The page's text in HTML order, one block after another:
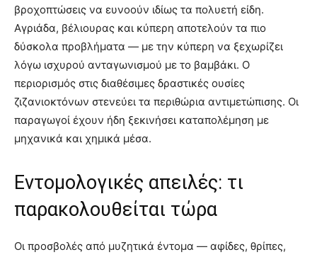
βροχοπτώσεις να ευνοούν ιδίως τα πολυετή είδη.
Αγριάδα, βέλιουρας και κύπερη αποτελούν τα πιο
δύσκολα προβλήματα — με την κύπερη να ξεχωρίζει
λόγω ισχυρού ανταγωνισμού με το βαμβάκι. Ο
περιορισμός στις διαθέσιμες δραστικές ουσίες
ζιζανιοκτόνων στενεύει τα περιθώρια αντιμετώπισης. Οι
παραγωγοί έχουν ήδη ξεκινήσει καταπολέμηση με
μηχανικά και χημικά μέσα.
Εντομολογικές απειλές: τι
παρακολουθείται τώρα
Οι προσβολές από μυζητικά έντομα — αφίδες, θρίπες,